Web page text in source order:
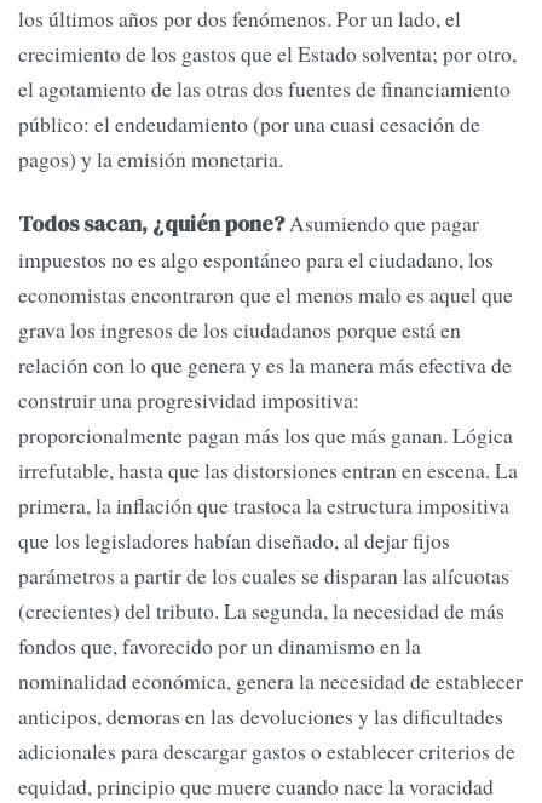
los últimos años por dos fenómenos. Por un lado, el
crecimiento de los gastos que el Estado solventa; por otro,
el agotamiento de las otras dos fuentes de financiamiento
público: el endeudamiento (por una cuasi cesación de
pagos) y la emisión monetaria.
Todos sacan, ¿quién pone?Asumiendo que pagar
impuestos no es algo espontáneo para el ciudadano, los
economistas encontraron que el menos malo es aquel que
grava los ingresos de los ciudadanos porque está en
relación con lo que genera y es la manera más efectiva de
construir una progresividad impositiva:
proporcionalmente pagan más los que más ganan. Lógica
irrefutable, hasta que las distorsiones entran en escena. La
primera, la inflación que trastoca la estructura impositiva
que los legisladores habían diseñado, al dejar fijos
parámetros a partir de los cuales se disparan las alícuotas
(crecientes) del tributo. La segunda, la necesidad de más
fondos que, favorecido por un dinamismo en la
nominalidad económica, genera la necesidad de establecer
anticipos, demoras en las devoluciones y las dificultades
adicionales para descargar gastos o establecer criterios de
equidad, principio que muere cuando nace la voracidad